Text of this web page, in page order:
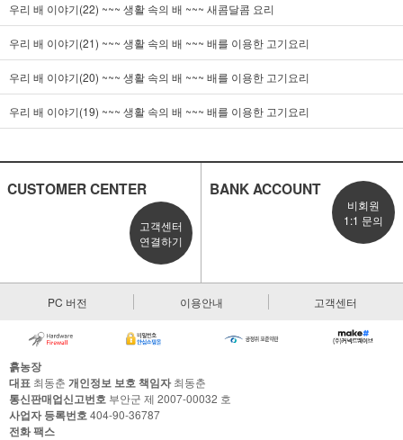
우리 배 이야기(22) ~~~ 생활 속의 배 ~~~ 새콤달콤 요리
우리 배 이야기(21) ~~~ 생활 속의 배 ~~~ 배를 이용한 고기요리
우리 배 이야기(20) ~~~ 생활 속의 배 ~~~ 배를 이용한 고기요리
우리 배 이야기(19) ~~~ 생활 속의 배 ~~~ 배를 이용한 고기요리
CUSTOMER CENTER
고객센터
연결하기
BANK ACCOUNT
비회원
1:1 문의
PC 버전 이용안내 고객센터
흙농장
대표 최동춘 개인정보 보호 책임자최동춘
통신판매업신고번호 부안군 제 2007-00032 호
사업자 등록번호404-90-36787
전화팩스